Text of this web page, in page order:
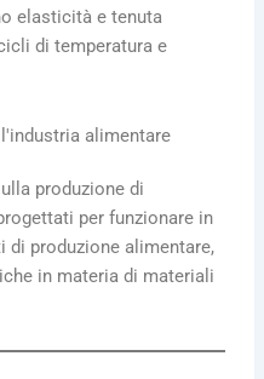
elasticità e tenuta
di temperatura e
alimentare
produzione di
per funzionare in
di produzione alimentare,
in materia di materiali